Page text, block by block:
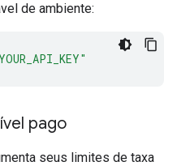
de ambiente:
pago
seus limites de taxa